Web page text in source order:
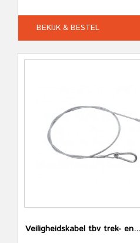
BEKIJK & BESTEL
Veiligheidskabel tbv trek- en...